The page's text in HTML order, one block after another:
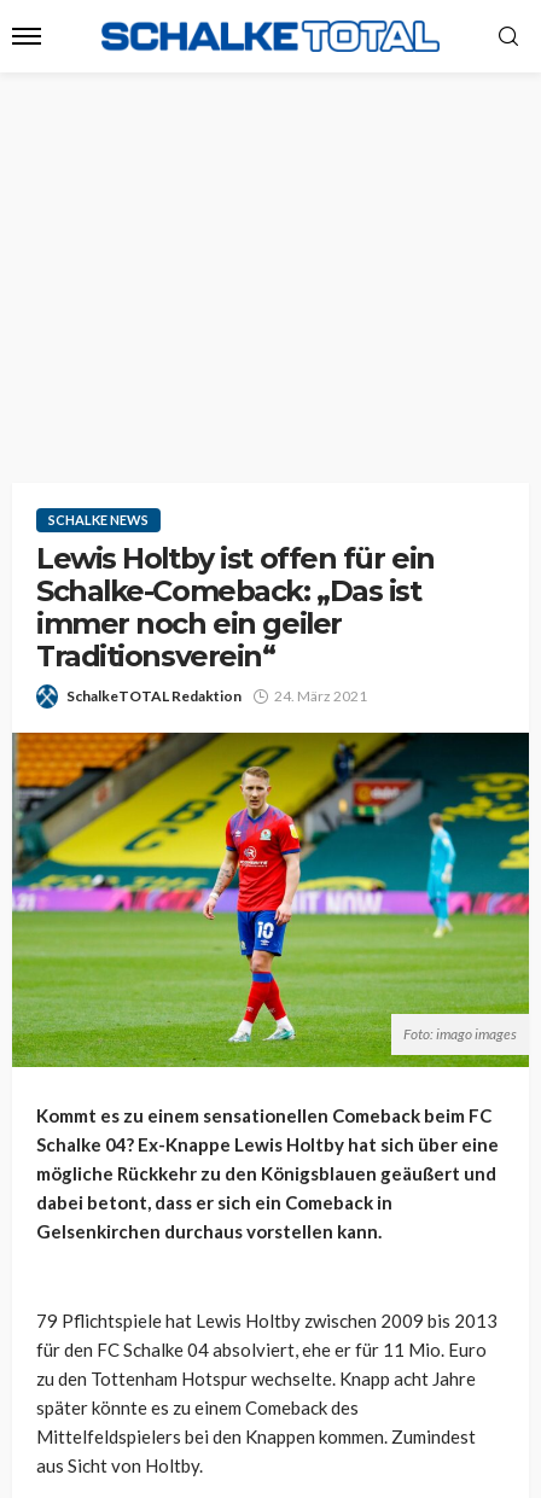
SCHALKE NEWS
Lewis Holtby ist offen für ein
Schalke-Comeback: „Das ist
immer noch ein geiler
Traditionsverein“
SchalkeTOTAL Redaktion 24. März 2021
Foto: imago images
Kommt es zu einem sensationellen Comeback beim FC
Schalke 04? Ex-Knappe Lewis Holtby hat sich über eine
mögliche Rückkehr zu den Königsblauen geäußert und
dabei betont, dass er sich ein Comeback in
Gelsenkirchen durchaus vorstellen kann.
79 Pflichtspiele hat Lewis Holtby zwischen 2009 bis 2013
für den FC Schalke 04 absolviert, ehe er für 11 Mio. Euro
zu den Tottenham Hotspur wechselte. Knapp acht Jahre
später könnte es zu einem Comeback des
Mittelfeldspielers bei den Knappen kommen. Zumindest
aus Sicht von Holtby.